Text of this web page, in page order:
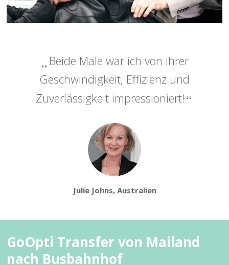
Beide Male war ich von ihrer
Geschwindigkeit, Effizienz und
Zuverlässigkeit impressioniert!
Julie Johns, Australien
GoOpti Transfer von Mailand
nach Busbahnhof